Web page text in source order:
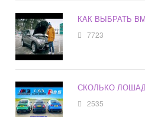
КАК ВЫБРАТЬ
7723
СКОЛЬКО
2535